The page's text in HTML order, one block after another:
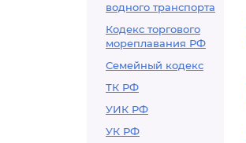
водного транспорта
Кодекс торгового
мореплавания РФ
Семейный кодекс
ТК РФ
УИК РФ
УК РФ